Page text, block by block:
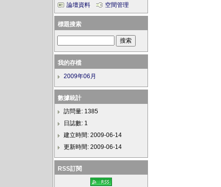
論壇資料
空間管理
標題搜索
我的存檔
2009年06月
數據統計
訪問量: 1385
日誌數: 1
建立時間: 2009-06-14
更新時間: 2009-06-14
RSS訂閱